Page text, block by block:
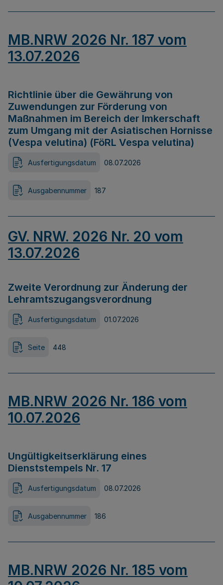
MB.NRW 2026 Nr. 187 vom
13.07.2026
Richtlinie über die Gewährung von
Zuwendungen zur Förderung von
Maßnahmen im Bereich der Imkerschaft
zum Umgang mit der Asiatischen Hornisse
(Vespa velutina) (FöRL Vespa velutina)
Ausfertigungsdatum 08.07.2026
Ausgabennummer 187
GV. NRW. 2026 Nr. 20 vom
13.07.2026
Zweite Verordnung zur Änderung der
Lehramtszugangsverordnung
Ausfertigungsdatum 01.07.2026
Seite 448
MB.NRW 2026 Nr. 186 vom
10.07.2026
Ungültigkeitserklärung eines
Dienststempels Nr. 17
Ausfertigungsdatum 08.07.2026
Ausgabennummer 186
MB.NRW 2026 Nr. 185 vom